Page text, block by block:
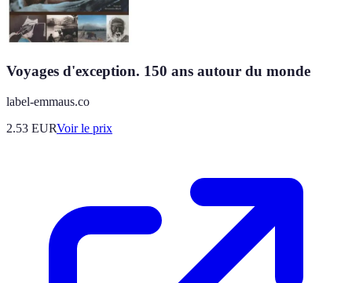
Voyages d'exception. 150 ans autour du monde
label-emmaus.co
2.53 EURVoir le prix